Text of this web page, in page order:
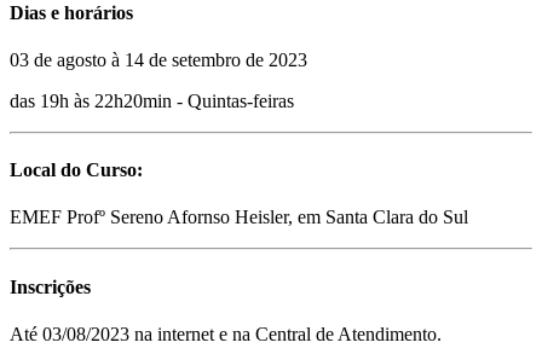
Dias e horários
03 de agosto à 14 de setembro de 2023
das 19h às 22h20min - Quintas-feiras
Local do Curso:
EMEF Profº Sereno Afornso Heisler, em Santa Clara do Sul
Inscrições
Até 03/08/2023 na internet e na Central de Atendimento.